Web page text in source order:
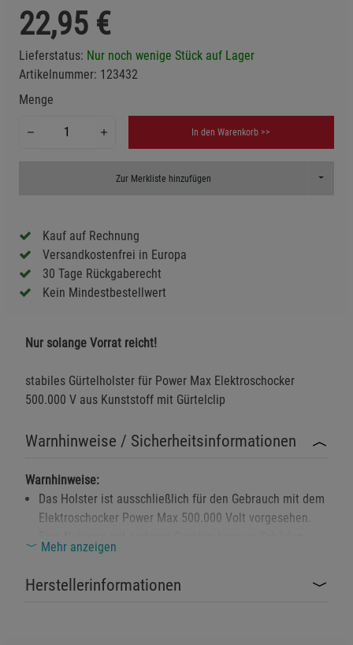
22,95 €
Lieferstatus: Nur noch wenige Stück auf Lager
Artikelnummer: 123432
Menge
In den Warenkorb >>
Zur Merkliste hinzufügen Toggle
Kauf auf Rechnung
Versandkostenfrei in Europa
30 Tage Rückgaberecht
Kein Mindestbestellwert
Nur solange Vorrat reicht!
stabiles Gürtelholster für Power Max Elektroschocker
500.000 V aus Kunststoff mit Gürtelclip
Warnhinweise / Sicherheitsinformationen
Warnhinweise:
Das Holster ist ausschließlich für den Gebrauch mit dem
Elektroschocker Power Max 500.000 Volt vorgesehen.
oder Funktionsbeeinträchtigungen führen.
Das Produkt von offenen Flammen und hohen
Mehr anzeigen
Herstellerinformationen